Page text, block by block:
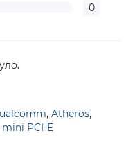
0
, Atheros,
mini PCI-E